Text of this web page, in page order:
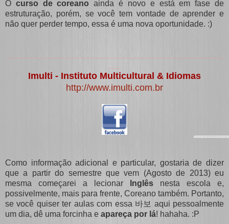
O curso de coreano ainda é novo e está em fase de
estruturação, porém, se você tem vontade de aprender e
não quer perder tempo, essa é uma nova oportunidade. :)
Imulti - Instituto Multicultural & Idiomas
http://www.imulti.com.br
Como informação adicional e particular, gostaria de dizer
que a partir do semestre que vem (Agosto de 2013) eu
mesma começarei a lecionar
Inglês nesta escola e,
possivelmente, mais para frente, Coreano também. Portanto,
se você quiser ter aulas com essa 바보 aqui pessoalmente
um dia, dê uma forcinha e apareça por lá! hahaha. :P